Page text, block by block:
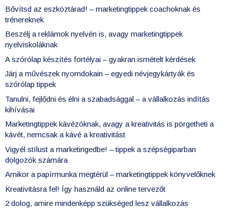
Bővítsd az eszköztárad! – marketingtippek coachoknak és
trénereknek
Beszélj a reklámok nyelvén is, avagy marketingtippek
nyelviskoláknak
A szórólap készítés fortélyai – gyakran ismételt kérdések
Járj a művészek nyomdokain – egyedi névjegykártyák és
szórólap tippek
Tanulni, fejlődni és élni a szabadsággal – a vállalkozás indítás
kihívásai
Marketingtippek kávézóknak, avagy a kreativitás is pörgetheti a
kávét, nemcsak a kávé a kreativitást
Vigyél stílust a marketingedbe! – tippek a szépségiparban
dolgozók számára
Amikor a papírmunka megtérül – marketingtippek könyvelőknek
Kreativitásra fel! Így használd az online tervezőt
2 dolog, amire mindenképp szükséged lesz vállalkozás